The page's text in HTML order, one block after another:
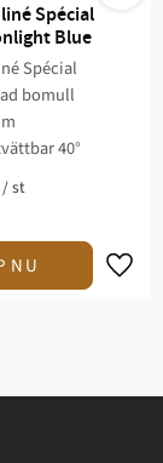
Spécial
Blue
Spécial
bomull
40°
/st